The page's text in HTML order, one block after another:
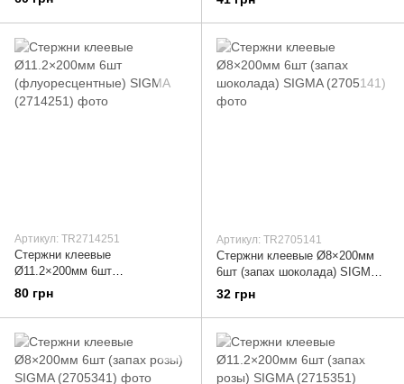
Артикул: TR2714251
Стержни клеевые
Ø11.2×200мм 6шт
(флуоресцентные) SIGMA
(2714251)
80 грн
Артикул: TR2705141
Стержни клеевые Ø8×200мм
6шт (запах шоколада) SIGMA
(2705141)
32 грн